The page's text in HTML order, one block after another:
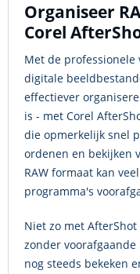
Organiseer
Corel
Met de professionele
digitale
effectiever
is - met Corel
die opmerkelijk snel
ordenen en bekijken
RAW formaat kan
programma's
Niet zo met
zonder
nog steeds bekeken